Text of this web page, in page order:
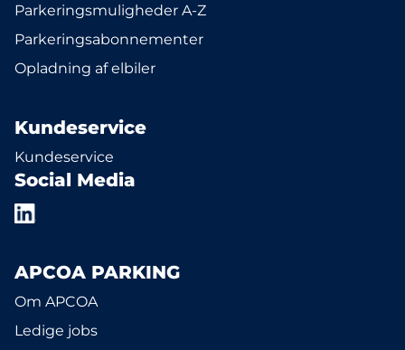
Parkeringsmuligheder A-Z
Parkeringsabonnementer
Opladning af elbiler
Kundeservice
Kundeservice
Social Media
APCOA PARKING
Om APCOA
Ledige jobs